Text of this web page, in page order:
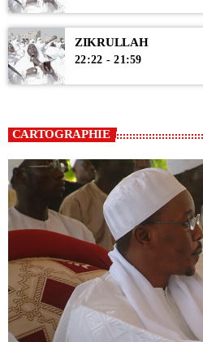
ZIKRULLAH
22:22 - 21:59
CARTOGRAPHIE